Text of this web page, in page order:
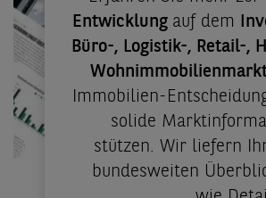
Entwicklung auf dem
Büro-, Logistik-, Retail-,
Immobilien-
solide
stützen. Wir liefern
bundesweiten